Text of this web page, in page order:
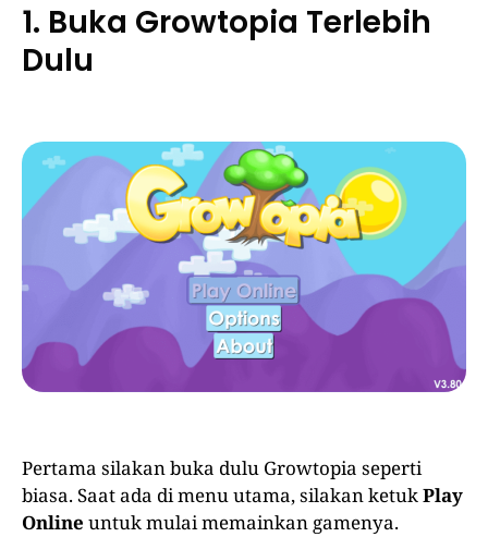
1. Buka Growtopia Terlebih
Dulu
Pertama silakan buka dulu Growtopia seperti
biasa. Saat ada di menu utama, silakan ketukPlay
Online untuk mulai memainkan gamenya.